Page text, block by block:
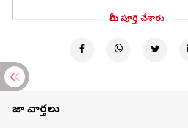
మీరు పూర్తి చేశారు
తాజా వార్తలు